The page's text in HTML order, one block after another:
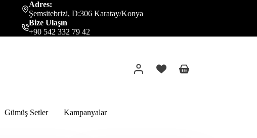
Adres:
Şemsitebrizi, D:306 Karatay/Konya
Bize Ulaşın
+90 542 332 79 42
Alışveriş
Gümüş Setler Kampanyalar